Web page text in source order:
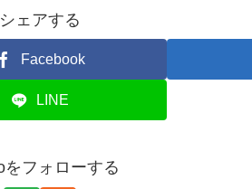
シェアする
Facebook
LINE
をフォローする